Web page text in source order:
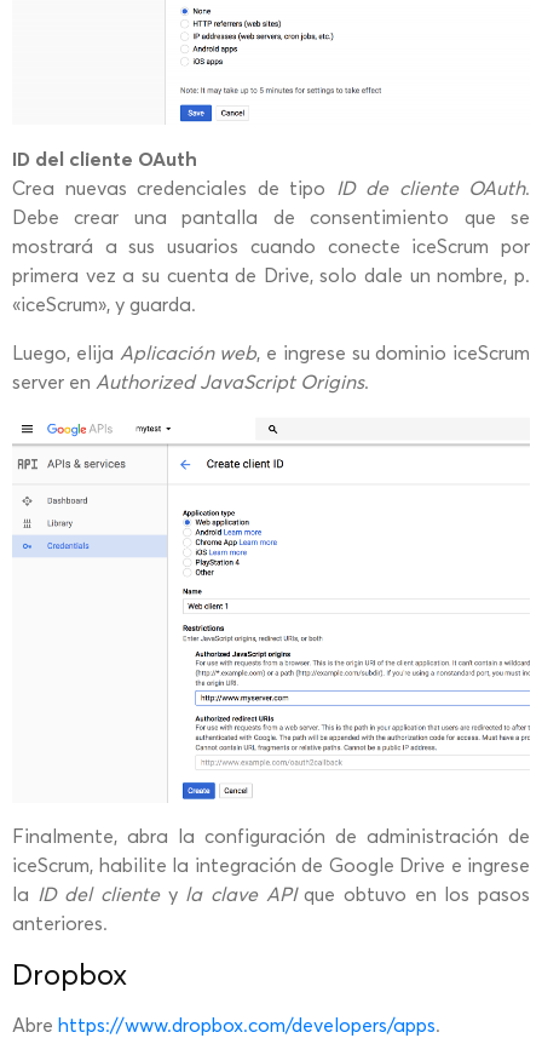
ID del cliente OAuth
Crea nuevas credenciales de tipo ID de cliente OAuth.
Debe crear una pantalla de consentimiento que se
mostrará a sus usuarios cuando conecte iceScrum por
primera vez a su cuenta de Drive, solo dale un nombre, p.
«iceScrum», y guarda.
Luego, elija Aplicación web, e ingrese su dominio iceScrum
server en Authorized JavaScript Origins.
Finalmente, abra la configuración de administración de
iceScrum, habilite la integración de Google Drive e ingrese
la ID del clientey la clave APIque obtuvo en los pasos
anteriores.
Dropbox
Abre https://www.dropbox.com/developers/apps.